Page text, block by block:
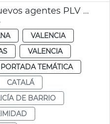
Incorporación 119 nuevos agentes PLV de Barrio
VALENCIA
VALENCIA
TEMÁTICA
CATALÁ
DE BARRIO